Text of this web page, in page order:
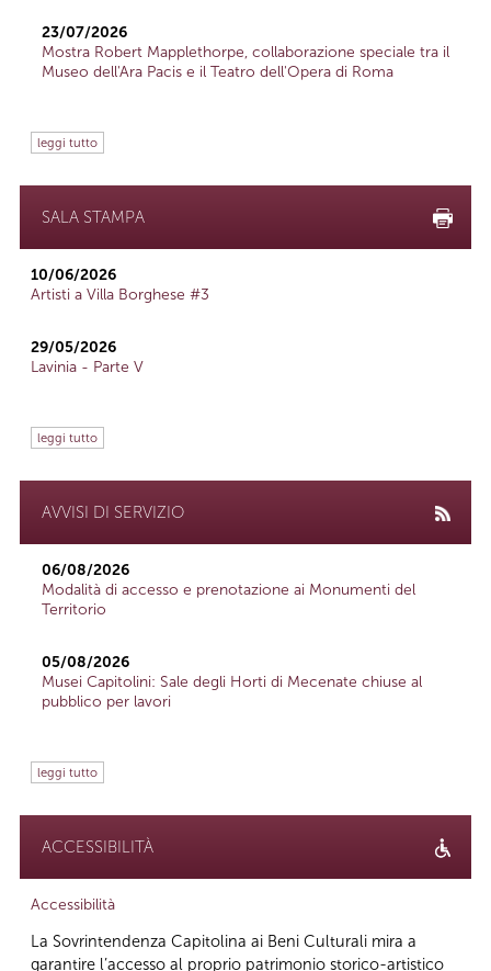
23/07/2026
Mostra Robert Mapplethorpe, collaborazione speciale tra il
Museo dell'Ara Pacis e il Teatro dell'Opera di Roma
leggi tutto
SALA STAMPA
10/06/2026
Artisti a Villa Borghese #3
29/05/2026
Lavinia - Parte V
leggi tutto
AVVISI DI SERVIZIO
06/08/2026
Modalità di accesso e prenotazione ai Monumenti del
Territorio
05/08/2026
Musei Capitolini: Sale degli Horti di Mecenate chiuse al
pubblico per lavori
leggi tutto
ACCESSIBILITÀ
Accessibilità
La Sovrintendenza Capitolina ai Beni Culturali mira a
garantire l’accesso al proprio patrimonio storico-artistico